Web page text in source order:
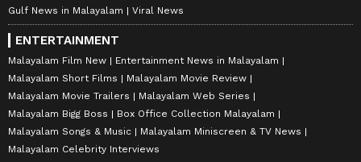
Gulf News in Malayalam
Viral News
ENTERTAINMENT
Malayalam Film New
Entertainment News in Malayalam
Malayalam Short Films
Malayalam Movie Review
Malayalam Movie Trailers
Malayalam Web Series
Malayalam Bigg Boss
Box Office Collection Malayalam
Malayalam Songs & Music
Malayalam Miniscreen & TV News
Malayalam Celebrity Interviews